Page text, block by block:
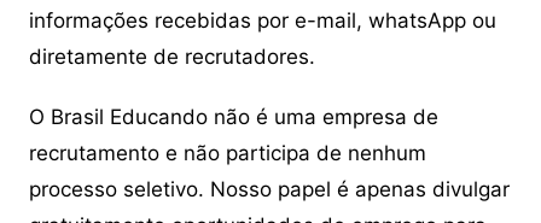
informações recebidas por e-mail, whatsApp ou
diretamente de recrutadores.
O Brasil Educando não é uma empresa de
recrutamento e não participa de nenhum
processo seletivo. Nosso papel é apenas divulgar